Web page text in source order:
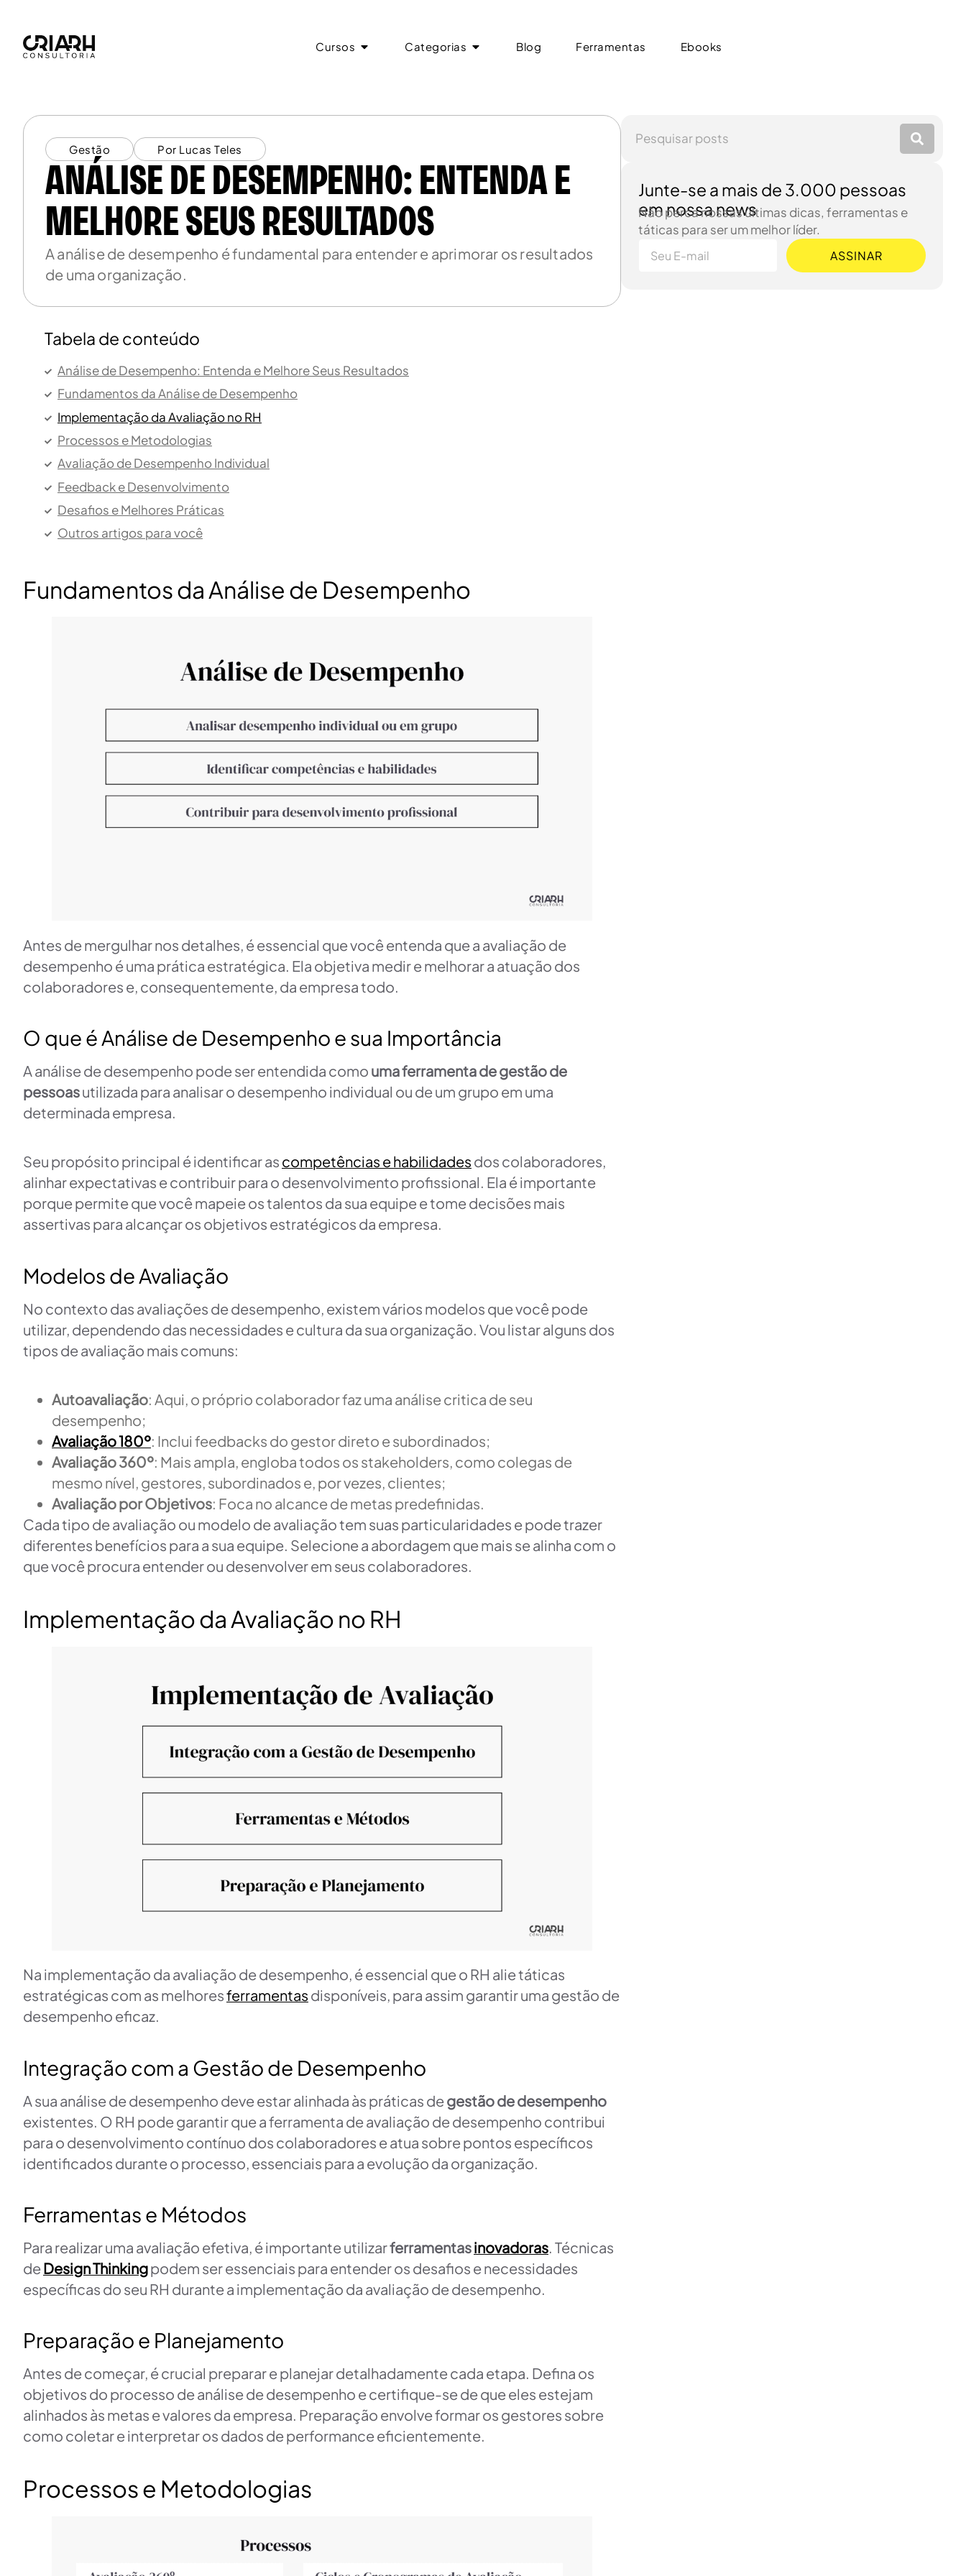
Cursos
Categorias
Blog
Ferramentas
Ebooks
Gestão Por Lucas Teles
ANÁLISE DE DESEMPENHO: ENTENDA E
MELHORE SEUS RESULTADOS
A análise de desempenho é fundamental para entender e aprimorar os resultados
de uma organização.
Tabela de conteúdo
Análise de Desempenho: Entenda e Melhore Seus Resultados
Fundamentos da Análise de Desempenho
Implementação da Avaliação no RH
Processos e Metodologias
Avaliação de Desempenho Individual
Feedback e Desenvolvimento
Desafios e Melhores Práticas
Outros artigos para você
Fundamentos da Análise de Desempenho
Antes de mergulhar nos detalhes, é essencial que você entenda que a avaliação de
desempenho é uma prática estratégica. Ela objetiva medir e melhorar a atuação dos
colaboradores e, consequentemente, da empresa todo.
O que é Análise de Desempenho e sua Importância
A análise de desempenho pode ser entendida como uma ferramenta de gestão de
pessoasutilizada para analisar o desempenho individual ou de um grupo em uma
determinada empresa.
Seu propósito principal é identificar as competências e habilidades dos colaboradores,
alinhar expectativas e contribuir para o desenvolvimento profissional. Ela é importante
porque permite que você mapeie os talentos da sua equipe e tome decisões mais
assertivas para alcançar os objetivos estratégicos da empresa.
Modelos de Avaliação
No contexto das avaliações de desempenho, existem vários modelos que você pode
utilizar, dependendo das necessidades e cultura da sua organização. Vou listar alguns dos
tipos de avaliação mais comuns:
Autoavaliação: Aqui, o próprio colaborador faz uma análise critica de seu
desempenho;
Avaliação 180º: Inclui feedbacks do gestor direto e subordinados;
Avaliação 360º: Mais ampla, engloba todos os stakeholders, como colegas de
mesmo nível, gestores, subordinados e, por vezes, clientes;
Avaliação por Objetivos: Foca no alcance de metas predefinidas.
Cada tipo de avaliação ou modelo de avaliação tem suas particularidades e pode trazer
diferentes benefícios para a sua equipe. Selecione a abordagem que mais se alinha com o
que você procura entender ou desenvolver em seus colaboradores.
Implementação da Avaliação no RH
Na implementação da avaliação de desempenho, é essencial que o RH alie táticas
estratégicas com as melhoresferramentas disponíveis, para assim garantir uma gestão de
desempenho eficaz.
Integração com a Gestão de Desempenho
A sua análise de desempenho deve estar alinhada às práticas degestão de desempenho
existentes. O RH pode garantir que a ferramenta de avaliação de desempenho contribui
para o desenvolvimento contínuo dos colaboradores e atua sobre pontos específicos
identificados durante o processo, essenciais para a evolução da organização.
Ferramentas e Métodos
Para realizar uma avaliação efetiva, é importante utilizarferramentasinovadoras. Técnicas
deDesign Thinkingpodem ser essenciais para entender os desafios e necessidades
específicas do seu RH durante a implementação da avaliação de desempenho.
Preparação e Planejamento
Antes de começar, é crucial preparar e planejar detalhadamente cada etapa. Defina os
objetivos do processo de análise de desempenho e certifique-se de que eles estejam
alinhados às metas e valores da empresa. Preparação envolve formar os gestores sobre
como coletar e interpretar os dados de performance eficientemente.
Processos e Metodologias
Junte-se a mais de 3.000 pessoas
em nossa news
Não perca nossas últimas dicas, ferramentas e
táticas para ser um melhor líder.
ASSINAR